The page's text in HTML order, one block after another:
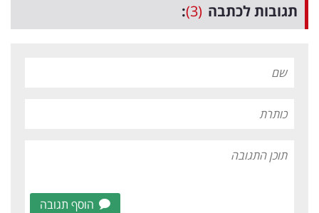
תגובות לכתבה (3)
:
הוסף תגובה